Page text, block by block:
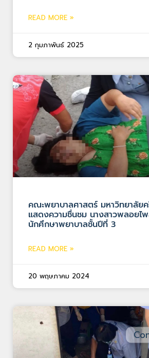
READ MORE »
2 กุมภาพันธ์ 2025
คณะพยาบาลศาสตร์ มหาวิทยาลัย
แสดงความชื่นชม นางสาวพลอยไ
นักศึกษาพยาบาลชั้นปีที่ 3
READ MORE »
20 พฤษภาคม 2024